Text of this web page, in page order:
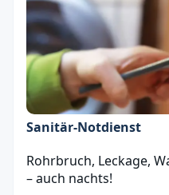
Sanitär‑Notdienst
Rohrbruch, Leckage,
– auch nachts!